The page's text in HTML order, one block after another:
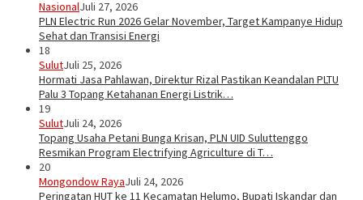
NasionalJuli 27, 2026
PLN Electric Run 2026 Gelar November, Target Kampanye Hidup
Sehat dan Transisi Energi
18
SulutJuli 25, 2026
Hormati Jasa Pahlawan, Direktur Rizal Pastikan Keandalan PLTU
Palu 3 Topang Ketahanan Energi Listrik…
19
SulutJuli 24, 2026
Topang Usaha Petani Bunga Krisan, PLN UID Suluttenggo
Resmikan Program Electrifying Agriculture di T…
20
Mongondow RayaJuli 24, 2026
Peringatan HUT ke 11 Kecamatan Helumo, Bupati Iskandar dan